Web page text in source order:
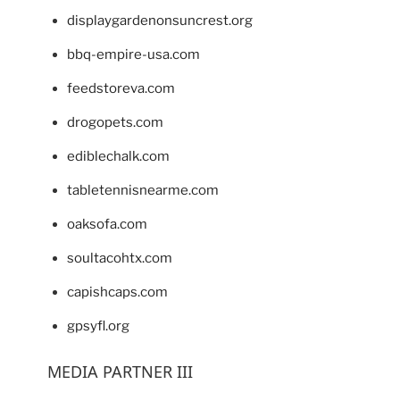
displaygardenonsuncrest.org
bbq-empire-usa.com
feedstoreva.com
drogopets.com
ediblechalk.com
tabletennisnearme.com
oaksofa.com
soultacohtx.com
capishcaps.com
gpsyfl.org
MEDIA PARTNER III